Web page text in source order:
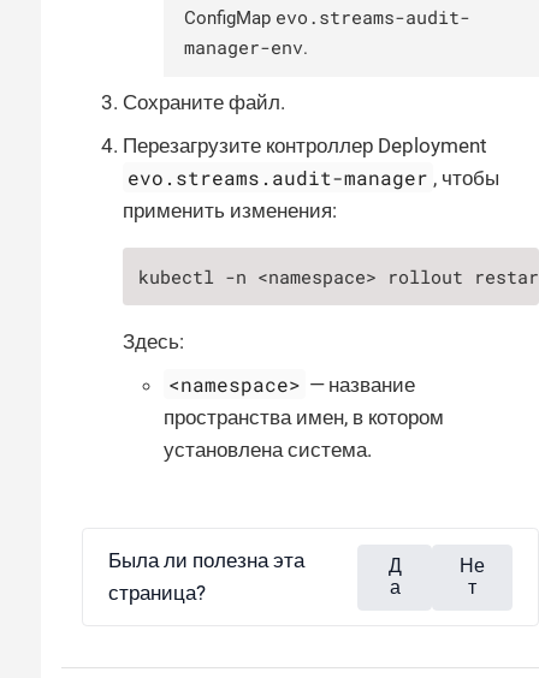
ConfigMap evo.streams-audit-
manager-env.
Сохраните файл.
Перезагрузите контроллер Deployment
evo.streams.audit-manager , чтобы
применить изменения:
kubectl -n <namespace> rollout
Здесь:
<namespace> — название
пространства имен, в котором
установлена система.
Была ли полезна эта
страница?
Д
а
Не
т